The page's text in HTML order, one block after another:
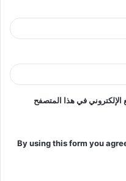
في هذا المتصفح
By using this form you